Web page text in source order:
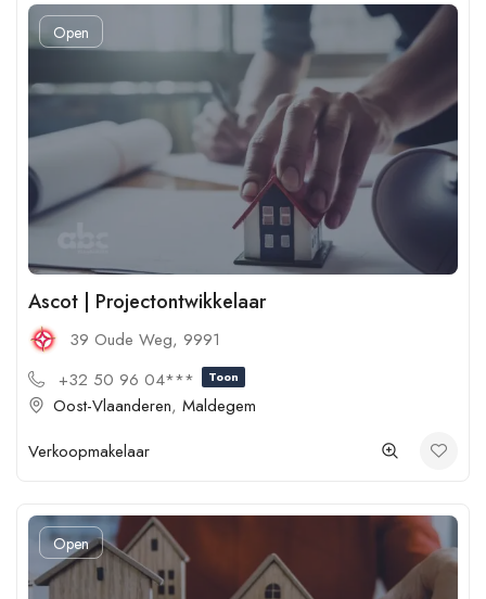
Open
Ascot | Projectontwikkelaar
39 Oude Weg, 9991
+32 50 96 04***
Toon
Oost-Vlaanderen, Maldegem
Verkoopmakelaar
Open